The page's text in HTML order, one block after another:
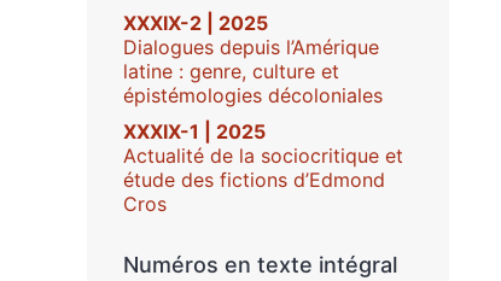
XXXIX-2 | 2025
Dialogues depuis l’Amérique
latine : genre, culture et
épistémologies décoloniales
XXXIX-1 | 2025
Actualité de la sociocritique et
étude des fictions d’Edmond
Cros
Numéros en texte intégral